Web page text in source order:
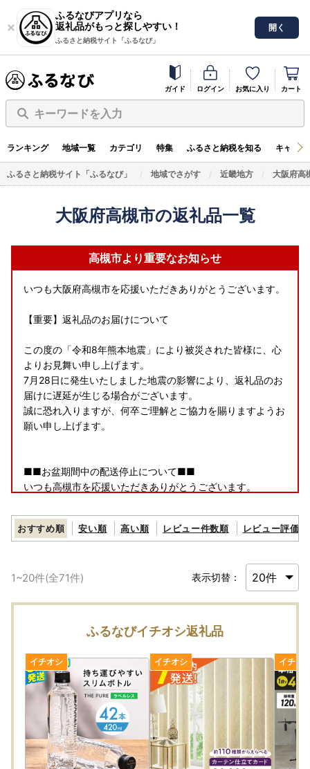
ふるなびアプリなら
返礼品がもっと探しやすい！
ふるさと納税サイト「ふるなび」
開く
ガイド ログイン お気に入り カート
キーワードを入力
ランキング 地域一覧 カテゴリ 特集 ふるさと納税を知る キャン
ふるさと納税サイト「ふるなび」 地域でさがす 近畿地方 大阪府高
大阪府高槻市の返礼品一覧
高槻市より重要なお知らせ
いつも大阪府高槻市を応援いただきありがとうございます。
【重要】返礼品のお届けについて
この度の「令和8年熊本地震」により被災された皆様に、心
よりお見舞い申し上げます。
7月28日に発生いたしました地震の影響により、返礼品のお
届けに遅延が生じる場合がございます。
誠に恐れ入りますが、何卒ご理解とご協力を賜りますようお
願い申し上げます。
■■お盆期間中の配送停止について■■
いつも高槻市を応援いただきありがとうございます。
停止させていただきます。
発送停止に伴い、ポータルサイトに掲載の期日よりも、お届
けまでに時間を要する場合がございます。
ご迷惑をおかけいたしますが、何卒ご理解のほどお願い申し
【申込内容について】
「注文者情報」を寄附者の住民票情報とみなします。
必ず「注文者情報」の氏名・住所が住民票と一致するかご確
認ください。
【ご確認事項】
おすすめ順 安い順 高い順 レビュー件数順 レビュー評価順
1~20件(全71件) 表示切替：
ふるなびイチオシ返礼品